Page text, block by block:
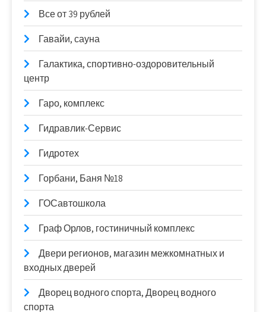
Все от 39 рублей
Гавайи, сауна
Галактика, спортивно-оздоровительный
центр
Гаро, комплекс
Гидравлик-Сервис
Гидротех
Горбани, Баня №18
ГОСавтошкола
Граф Орлов, гостиничный комплекс
Двери регионов, магазин межкомнатных и
входных дверей
Дворец водного спорта, Дворец водного
спорта